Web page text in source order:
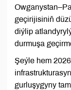
geçirijisiniň
diýlip
durmuşa
Şeýle hem
gurluşygyny